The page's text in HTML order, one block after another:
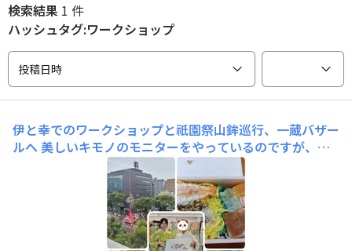
検索結果 1 件
ハッシュタグ:ワークショップ
投稿日時
伊と幸でのワークショップと祇園祭山鉾巡行、一蔵バザー
ルへ 美しいキモノのモニターをやっているのですが、そ
の際の懸賞に当選して、伊と幸さんの白生地に友禅で色付
けをして扇子に仕上げるというワークショップに参加しま
した！そして伊と幸さんの社屋の前が山鉾巡行の通り道と
いうことで、土砂降りの中、室内で山鉾巡行を見学しまし
た✨色付けはとても楽しく、若くして伝統工芸士に